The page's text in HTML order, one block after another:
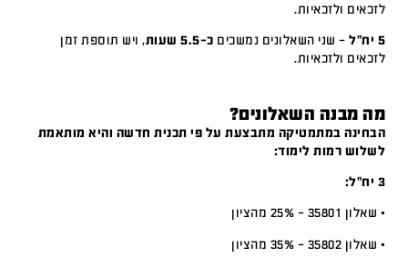
לזכאים ולזכאיות.
5 יח"ל – שני השאלונים נמשכים כ-5.5 שעות
, ויש תוספת זמן
לזכאים ולזכאיות.
מה מבנה השאלונים?
הבחינה במתמטיקה מתבצעת על פי תכנית חדשה והיא מותאמת
לשלוש רמות לימוד:
3 יח”ל:
• שאלון 35801 – 25% מהציון
• שאלון 35802 – 35% מהציון